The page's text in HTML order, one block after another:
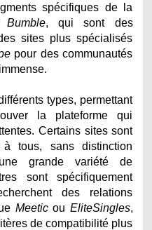
spécifiques de la
Bumble, qui sont des
sites plus spécialisés
pour des communautés
types, permettant
la plateforme qui
Certains sites sont
à tous, sans distinction
grande variété de
sont spécifiquement
des relations
Meeticou EliteSingles,
de compatibilité plus